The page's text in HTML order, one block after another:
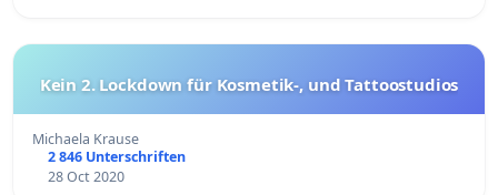
Kein 2. Lockdown für Kosmetik-, und Tattoostudios
Michaela Krause
2 846 Unterschriften
28 Oct 2020